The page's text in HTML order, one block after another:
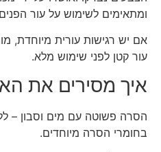
ומתאימים לשימוש על עור
אם יש רגישות עורית מיוחדת,
עור קטן לפני שימוש מלא.
איך מסירים את
הסרה פשוטה עם מים וסבון –
בחומרי הסרה מיוחדים.